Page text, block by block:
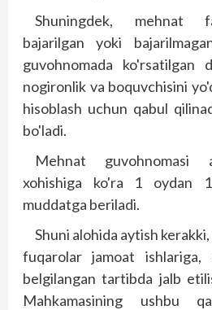
Shuningdek, mehnat
bajarilgan yoki
guvohnomada ko'rsatilgan
nogironlik va boquvchisini
hisoblash uchun qabul
bo'ladi.
Mehnat guvohnomasi
xohishiga ko'ra 1 oydan
muddatga beriladi.
Shuni alohida aytish
fuqarolar jamoat ishlariga,
belgilangan tartibda jalb
Mahkamasining ushbu